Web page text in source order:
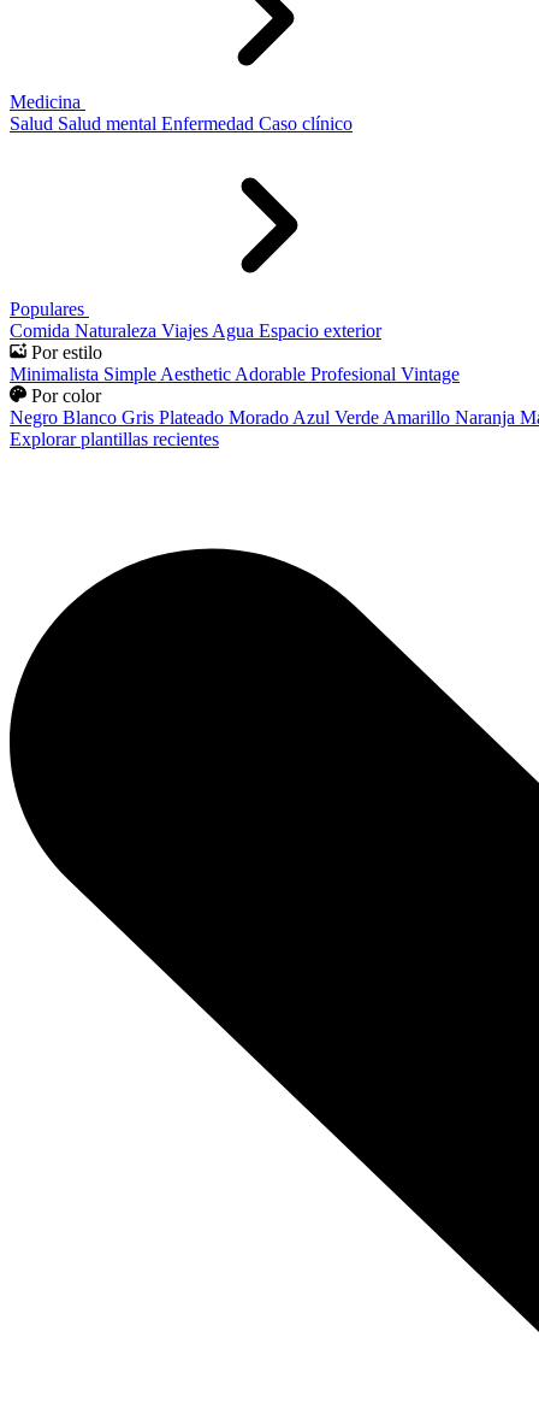
Medicina
Salud Salud mental Enfermedad Caso clínico
Populares
Comida Naturaleza Viajes Agua Espacio exterior
Por estilo
Minimalista Simple Aesthetic Adorable Profesional Vintage
Por color
Negro Blanco Gris Plateado Morado Azul Verde Amarillo Naranja
Explorar plantillas recientes